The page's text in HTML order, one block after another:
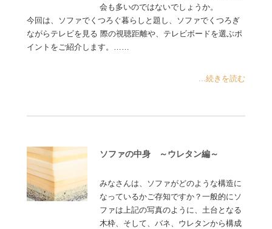
会も多いのではないでしょうか。
今回は、ソファでくつろぐ暮らしと題し、ソファでくつろぎ
ながらテレビを見る 際の視聴距離や、テレビボードを選ぶポ
イントをご紹介します。……
...続きを読む
ソファの中身 ～ウレタン編～
みなさんは、ソファがどのような構造に
なっているかご存知ですか？一般的にソ
ファは上記の写真のように、土台となる
木枠、そして、バネ、ウレタンから構成